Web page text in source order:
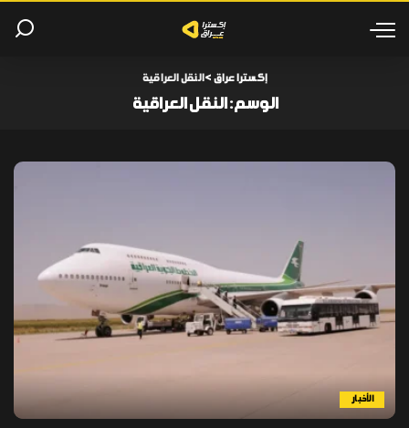
إكسترا عراق >النقل العراقية
الوسم:النقل العراقية
الأخبار